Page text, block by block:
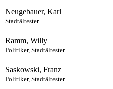
Neugebauer, Karl
Stadtältester
Ramm, Willy
Politiker, Stadtältester
Saskowski, Franz
Politiker, Stadtältester